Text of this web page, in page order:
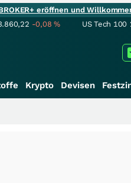
eröffnen und
-0,08% US Tech 100
Krypto Devisen